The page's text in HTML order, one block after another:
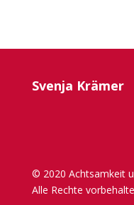
Svenja Krämer
© 2020 Achtsamkeit
Alle Rechte